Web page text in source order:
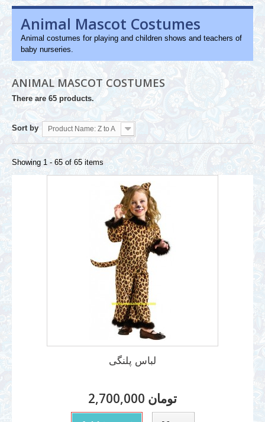
Animal Mascot Costumes
Animal costumes for playing and children shows and teachers of
baby nurseries.
ANIMAL MASCOT COSTUMES
There are 65 products.
Sort by Product Name: Z to A
Showing 1 - 65 of 65 items
لباس پلنگی
2,700,000 تومان